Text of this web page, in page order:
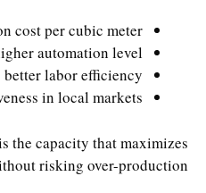
cost per cubic meter
automation level
better labor efficiency
in local markets
the capacity that maximizes
risking over-production.